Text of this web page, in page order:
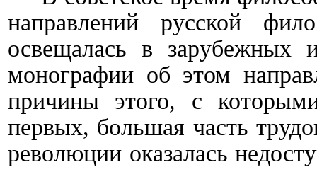
направлений русской
освещалась в зарубежных
монографии об этом
причины этого, с
первых, большая часть
революции оказалась